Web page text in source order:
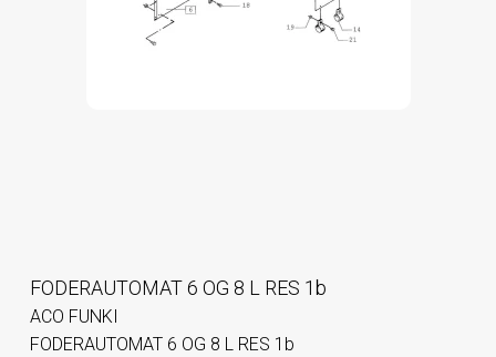
FODERAUTOMAT 6 OG 8 L RES 1b
ACO FUNKI
FODERAUTOMAT 6 OG 8 L RES 1b